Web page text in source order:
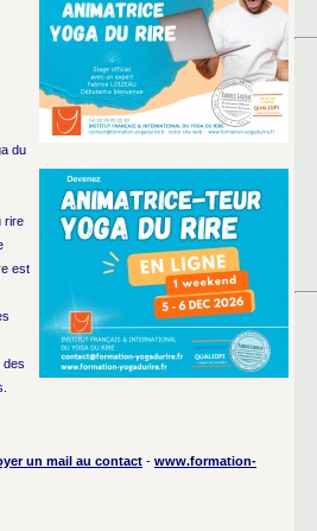
du
rire
est
des
un mail au contact - www.formation-